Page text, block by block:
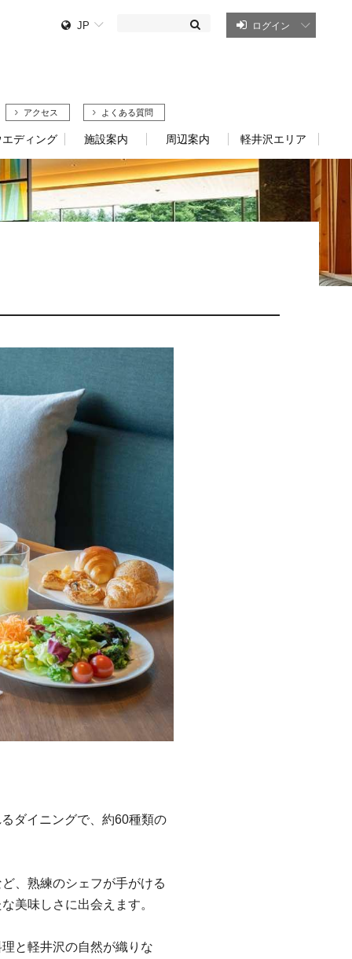
JP ログイン
アクセス よくある質問
ディング 施設案内 周辺案内 軽井沢エリア
ダイニングで、約60種類の
、熟練のシェフが手がける
美味しさに出会えます。
と軽井沢の自然が織りな